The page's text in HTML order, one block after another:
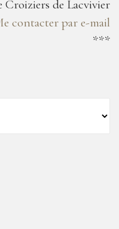
Croiziers de Lacvivier
contacter par e-mail
***